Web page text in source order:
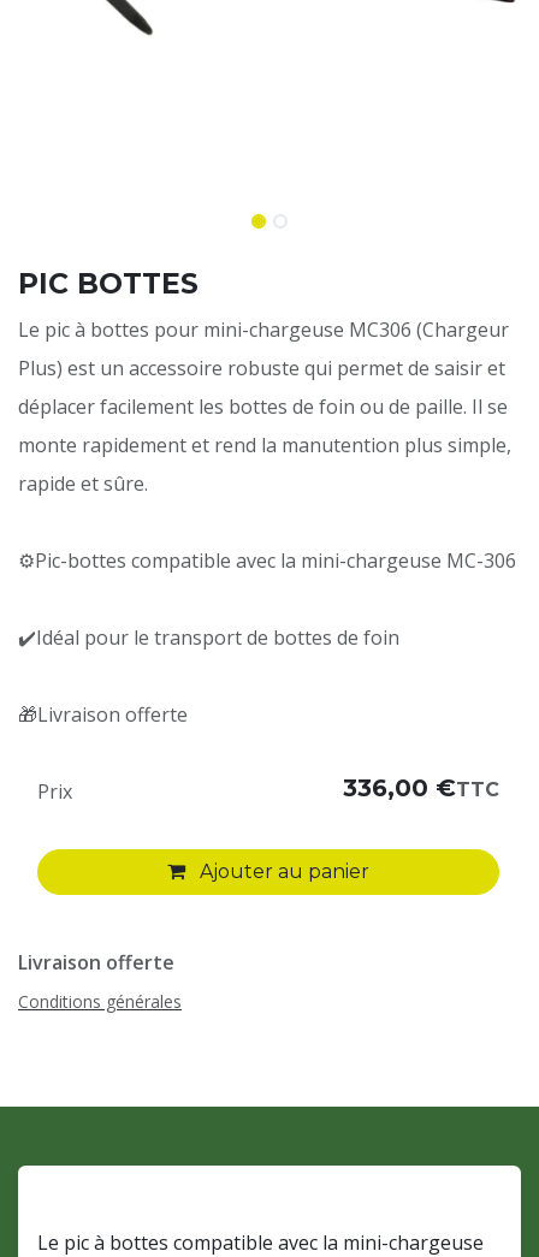
PIC BOTTES
Le pic à bottes pour mini-chargeuse MC306 (Chargeur
Plus) est un accessoire robuste qui permet de saisir et
déplacer facilement les bottes de foin ou de paille. Il se
monte rapidement et rend la manutention plus simple,
rapide et sûre.
⚙️Pic-bottes compatible avec la mini-chargeuse MC-306
✔️Idéal pour le transport de bottes de foin
🎁Livraison offerte
Ajouter au panier
Prix 336,00 €TTC
Livraison offerte
Conditions générales
Le pic à bottes compatible avec la mini-chargeuse